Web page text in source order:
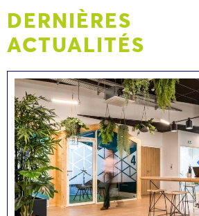
DERNIÈRES
ACTUALITÉS